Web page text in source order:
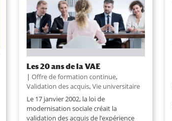
Les 20 ans de la VAE
| Offre de formation continue,
Validation des acquis,Vie universitaire
Le 17 janvier 2002, la loi de
modernisation sociale créait la
validation des acquis de l’expérience